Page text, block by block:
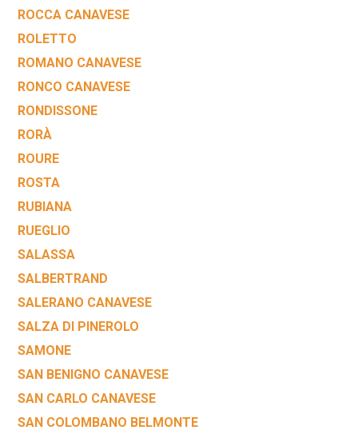
ROCCA CANAVESE
ROLETTO
ROMANO CANAVESE
RONCO CANAVESE
RONDISSONE
RORÀ
ROURE
ROSTA
RUBIANA
RUEGLIO
SALASSA
SALBERTRAND
SALERANO CANAVESE
SALZA DI PINEROLO
SAMONE
SAN BENIGNO CANAVESE
SAN CARLO CANAVESE
SAN COLOMBANO BELMONTE